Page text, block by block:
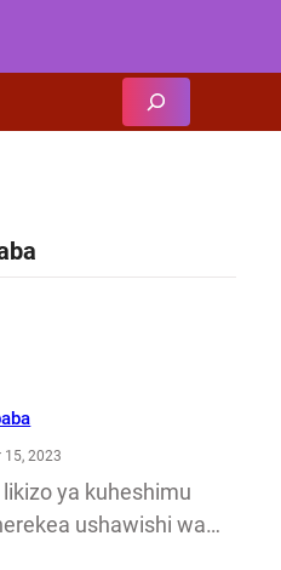
15, 2023
ya kuheshimu
ushawishi wa…